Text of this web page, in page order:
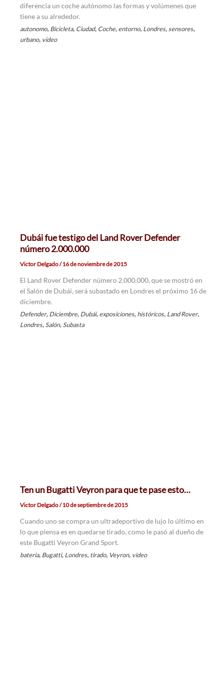
diferencia un coche autónomo las formas y volúmenes que
tiene a su alrededor.
autonomo, Bicicleta, Ciudad, Coche, entorno, Londres, sensores,
urbano, video
Dubái fue testigo del Land Rover Defender
número 2.000.000
Victor Delgado/16 de noviembre de 2015
El Land Rover Defender número 2.000.000, que se mostró en
el Salón de Dubái, será subastado en Londres el próximo 16 de
diciembre.
Defender, Diciembre, Dubái, exposiciones, históricos, Land Rover,
Londres, Salón, Subasta
Ten un Bugatti Veyron para que te pase esto…
Victor Delgado/10 de septiembre de 2015
Cuando uno se compra un ultradeportivo de lujo lo último en
lo que piensa es en quedarse tirado, como le pasó al dueño de
este Bugatti Veyron Grand Sport.
bateria, Bugatti, Londres, tirado, Veyron, video